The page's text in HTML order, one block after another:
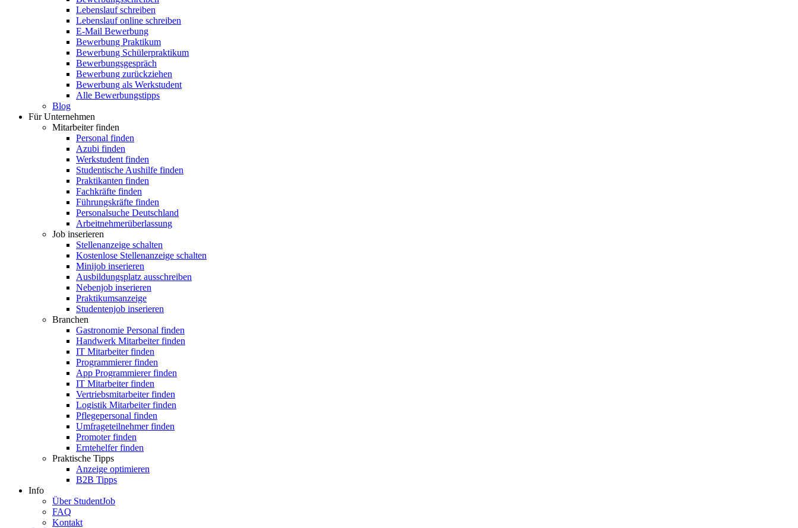
Lebenslauf schreiben
Lebenslauf online schreiben
E-Mail Bewerbung
Bewerbung Praktikum
Bewerbung Schülerpraktikum
Bewerbungsgespräch
Bewerbung zurückziehen
Bewerbung als Werkstudent
Alle Bewerbungstipps
Blog
Für Unternehmen
Mitarbeiter finden
Personal finden
Azubi finden
Werkstudent finden
Studentische Aushilfe finden
Praktikanten finden
Fachkräfte finden
Führungskräfte finden
Personalsuche Deutschland
Arbeitnehmerüberlassung
Job inserieren
Stellenanzeige schalten
Kostenlose Stellenanzeige schalten
Minijob inserieren
Ausbildungsplatz ausschreiben
Nebenjob inserieren
Praktikumsanzeige
Studentenjob inserieren
Branchen
Gastronomie Personal finden
Handwerk Mitarbeiter finden
IT Mitarbeiter finden
Programmierer finden
App Programmierer finden
IT Mitarbeiter finden
Vertriebsmitarbeiter finden
Logistik Mitarbeiter finden
Pflegepersonal finden
Umfrageteilnehmer finden
Promoter finden
Erntehelfer finden
Praktische Tipps
Anzeige optimieren
B2B Tipps
Info
Über StudentJob
FAQ
Kontakt